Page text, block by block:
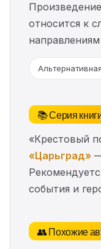
относится к
📚 Серия
«Крестовый
«Царьград»
события и
👥 Похожие